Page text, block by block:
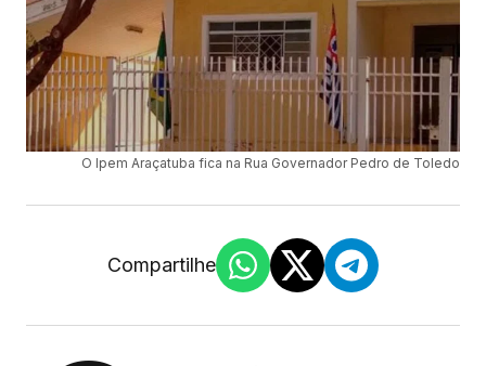
O Ipem Araçatuba fica na Rua Governador Pedro de Toledo
Compartilhe